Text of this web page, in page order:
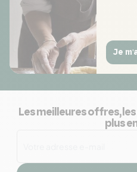
Je
Les meilleures offres,
plus